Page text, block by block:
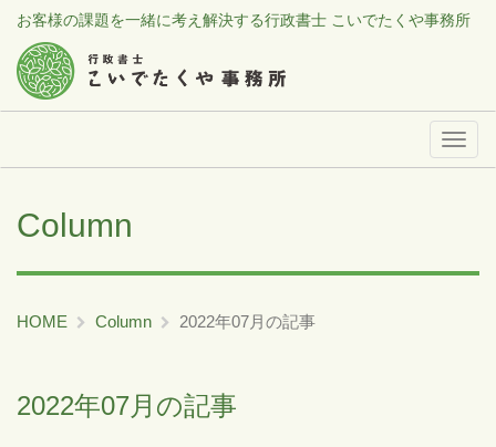
お客様の課題を一緒に考え解決する行政書士 こいでたくや事務所
メ
Column
HOME Column 2022年07月の記事
2022年07月の記事